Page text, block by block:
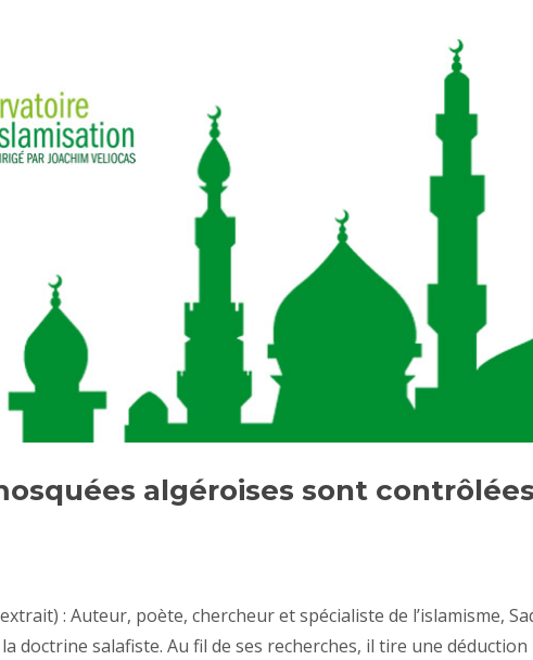
algéroises sont
: Auteur, poète, chercheur et spécialiste de l’islamisme,
doctrine salafiste. Au fil de ses recherches, il tire une déduction